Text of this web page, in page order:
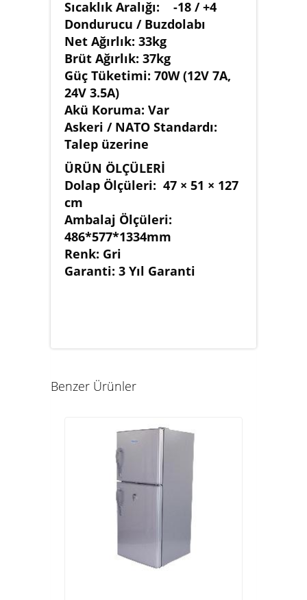
Sıcaklık Aralığı: -18 / +4
Dondurucu / Buzdolabı
Net Ağırlık: 33kg
Brüt Ağırlık: 37kg
Güç Tüketimi: 70W (12V 7A,
24V 3.5A)
Akü Koruma: Var
Askeri / NATO Standardı:
Talep üzerine
ÜRÜN ÖLÇÜLERİ
Dolap Ölçüleri: 47 × 51 × 127
cm
Ambalaj Ölçüleri:
486*577*1334mm
Renk: Gri
Garanti: 3 Yıl Garanti
Benzer Ürünler